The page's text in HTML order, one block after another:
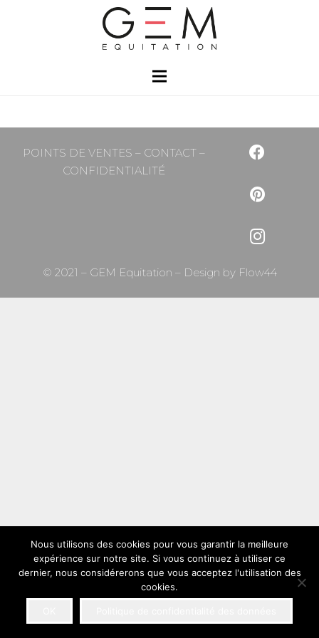
POINTS DE VENTES – CONTACT–
CONFIDENTIALITÉ
© 2021 – GEM Equitation – Design byFlow44
Nous utilisons des cookies pour vous garantir la meilleure
expérience sur notre site. Si vous continuez à utiliser ce
dernier, nous considérerons que vous acceptez l'utilisation des
cookies.